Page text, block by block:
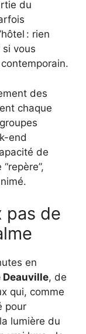
du
: rien
si vous
des
chaque
end
de
pas de
en
Deauville, de
qui, comme
pour
lumière du